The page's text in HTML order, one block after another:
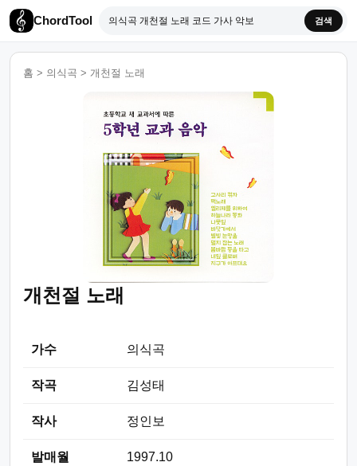
ChordTool 검색
홈 > 의식곡 > 개천절 노래
개천절 노래
가수 의식곡
작곡 김성태
작사 정인보
발매월 1997.10